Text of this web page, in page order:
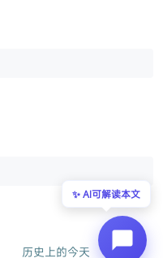
历史上的今天 Ai
✨ AI可解读本文